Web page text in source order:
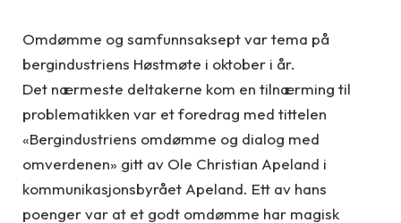
Omdømme og samfunnsaksept var tema på
bergindustriens Høstmøte i oktober i år.
Det nærmeste deltakerne kom en tilnærming til
problematikken var et foredrag med tittelen
«Bergindustriens omdømme og dialog med
omverdenen» gitt av Ole Christian Apeland i
kommunikasjonsbyrået Apeland. Ett av hans
poenger var at et godt omdømme har magisk